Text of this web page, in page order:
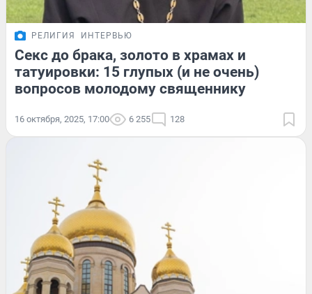
РЕЛИГИЯ ИНТЕРВЬЮ
Секс до брака, золото в храмах и
татуировки: 15 глупых (и не очень)
вопросов молодому священнику
16 октября, 2025, 17:00 6 255 128